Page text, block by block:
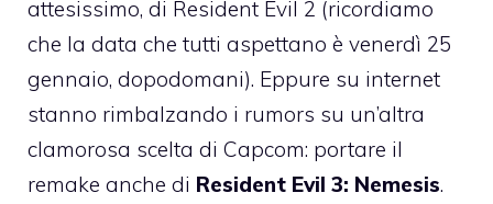
attesissimo, di Resident Evil 2 (ricordiamo
che la data che tutti aspettano è venerdì 25
gennaio, dopodomani). Eppure su internet
stanno rimbalzando i rumors su un’altra
clamorosa scelta di Capcom: portare il
remake anche di Resident Evil 3: Nemesis.